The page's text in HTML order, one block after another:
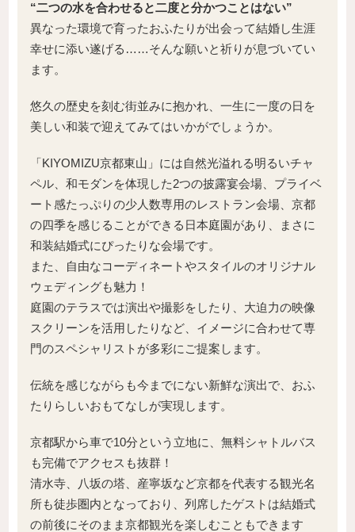
“二つの水を合わせると二度と分かつことはない”
異なった環境で育ったおふたりが出会って結婚し生涯
幸せに添い遂げる……そんな願いと祈りが息づいてい
ます。
悠久の歴史を刻む街並みに抱かれ、一生に一度の日を
美しい和装で迎えてみてはいかがでしょうか。
「KIYOMIZU京都東山」には自然光溢れる明るいチャ
ペル、和モダンを体現した2つの披露宴会場、プライベ
ート感たっぷりの少人数専用のレストラン会場、京都
の四季を感じることができる日本庭園があり、まさに
和装結婚式にぴったりな会場です。
また、自由なコーディネートやスタイルのオリジナル
ウェディングも魅力！
庭園のテラスでは演出や撮影をしたり、大迫力の映像
スクリーンを活用したりなど、イメージに合わせて専
門のスペシャリストが多彩にご提案します。
伝統を感じながらも今までにない新鮮な演出で、おふ
たりらしいおもてなしが実現します。
京都駅から車で10分という立地に、無料シャトルバス
も完備でアクセスも抜群！
清水寺、八坂の塔、産寧坂など京都を代表する観光名
所も徒歩圏内となっており、列席したゲストは結婚式
の前後にそのまま京都観光を楽しむこともできます